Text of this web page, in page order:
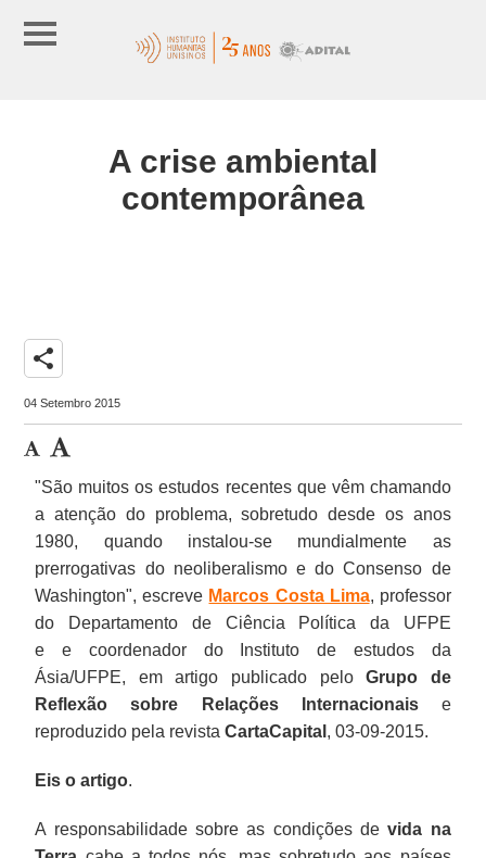
A crise ambiental
contemporânea
share
04 Setembro 2015
"São muitos os estudos recentes que vêm chamando
a atenção do problema, sobretudo desde os anos
1980, quando instalou-se mundialmente as
prerrogativas do neoliberalismo e do Consenso de
Washington", escreve Marcos Costa Lima, professor
do Departamento de Ciência Política da UFPE
e e coordenador do Instituto de estudos da
Ásia/UFPE, em artigo publicado peloGrupo de
Reflexão sobre Relações Internacionaise
reproduzido pela revistaCartaCapital , 03-09-2015.
Eis o artigo.
A responsabilidade sobre as condições devida na